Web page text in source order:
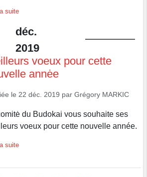
suite
déc.
2019
voeux pour cette
annėe
le 22 déc. 2019 par Grégory MARKIC
du Budokai vous souhaite ses
voeux pour cette nouvelle année.
suite